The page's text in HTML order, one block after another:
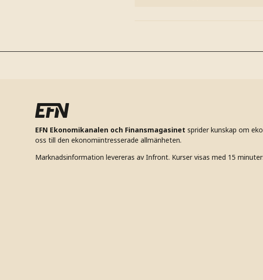
EFN Ekonomikanalen och Finansmagasinet sprider kunskap om
oss till den ekonomiintresserade allmänheten.
Marknadsinformation levereras av Infront. Kurser visas med 15